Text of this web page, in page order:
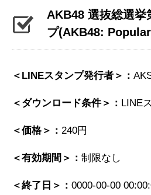
AKB48 選抜総選挙
プ(AKB48:
＜LINEスタンプ発行者＞：
＜ダウンロード条件＞： LINE
＜価格＞： 240円
＜有効期間＞： 制限なし
＜終了日＞： 0000-00-00